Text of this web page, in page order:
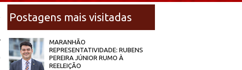
Postagens mais visitadas
MARANHÃO
REPRESENTATIVIDADE: RUBENS
PEREIRA JÚNIOR RUMO À
REELEIÇÃO